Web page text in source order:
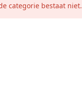
categorie bestaat niet.